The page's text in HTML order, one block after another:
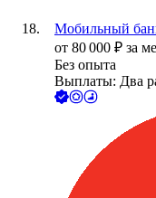
Мобильный
от 80 000 ₽ за
Без опыта
Выплаты: Два